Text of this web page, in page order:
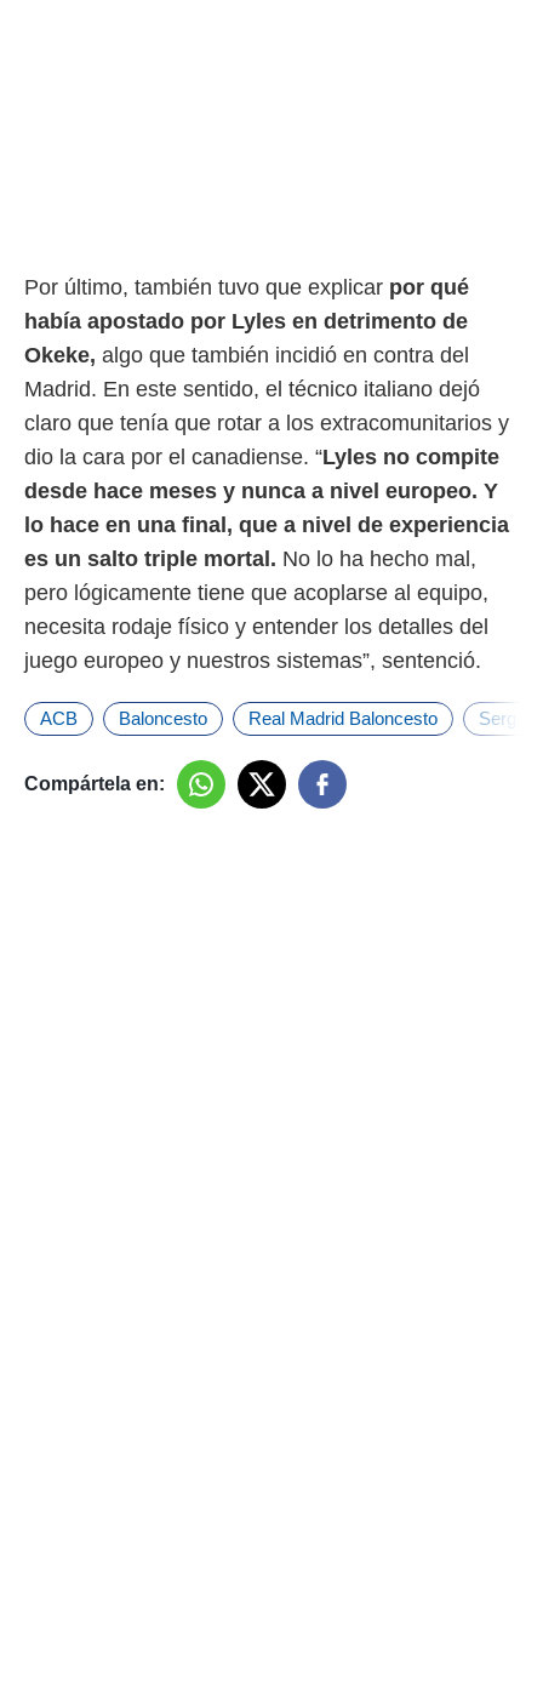
Por último, también tuvo que explicar por qué
había apostado por Lyles en detrimento de
Okeke, algo que también incidió en contra del
Madrid. En este sentido, el técnico italiano dejó
claro que tenía que rotar a los extracomunitarios y
dio la cara por el canadiense. “Lyles no compite
desde hace meses y nunca a nivel europeo. Y
lo hace en una final, que a nivel de experiencia
es un salto triple mortal. No lo ha hecho mal,
pero lógicamente tiene que acoplarse al equipo,
necesita rodaje físico y entender los detalles del
juego europeo y nuestros sistemas”, sentenció.
ACB Baloncesto Real Madrid Baloncesto Sergio
Compártela en: